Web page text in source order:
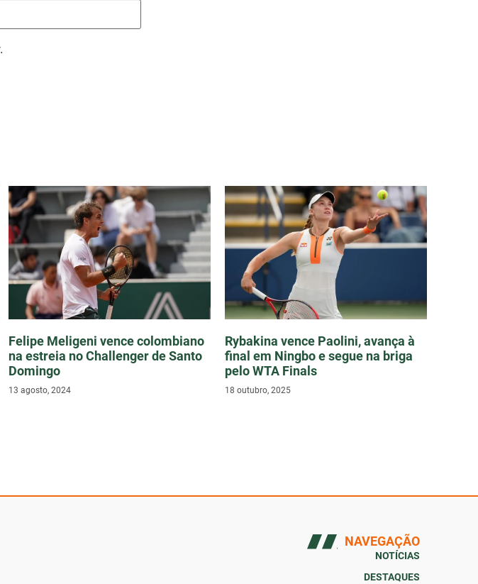
Felipe Meligeni vence colombiano
na estreia no Challenger de Santo
Domingo
13 agosto, 2024
Rybakina vence Paolini, avança à
final em Ningbo e segue na briga
pelo WTA Finals
18 outubro, 2025
NAVEGAÇÃO
NOTÍCIAS
DESTAQUES